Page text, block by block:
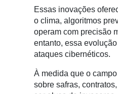
Commerce
Informatização
Essas inovações
o clima, algoritmos
operam com precisão
entanto, essa
ataques cibernéticos.
À medida que o
sobre safras,